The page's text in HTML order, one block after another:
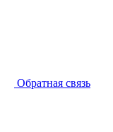
Обратная связь